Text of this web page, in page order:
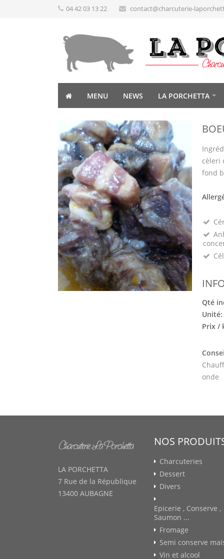
04 42 03 13 22 contact@charcuterie-
MENU NEWS LA PORCHETTA
cèleri
fond
Qté
Unité:
Prix /
onde
LA PORCHETTA
7 Rue de la République
13400 AUBAGNE
NOS
Charcuteries
Dessert
Divers
Epicerie , Conserve ,
Saumon ...
Fromage
Semi conserve
Vin et alcool